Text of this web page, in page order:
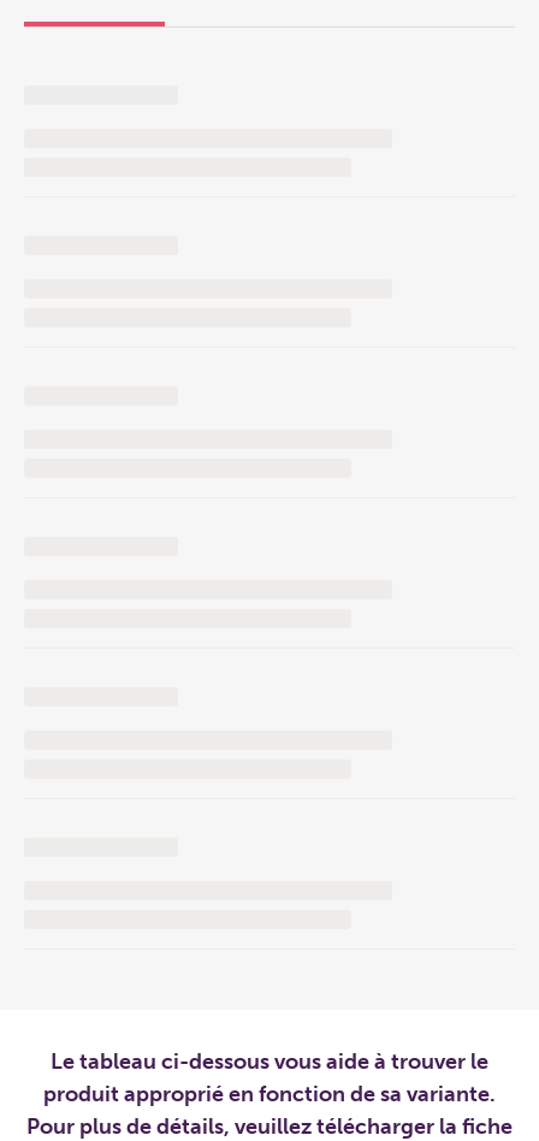
Le tableau ci-dessous vous aide à trouver le
produit approprié en fonction de sa variante.
Pour plus de détails, veuillez télécharger la fiche